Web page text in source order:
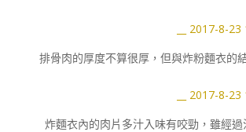
排骨肉的厚度不算很厚，但與炸粉麵衣的
炸麵衣內的肉片多汁入味有咬勁，雖經